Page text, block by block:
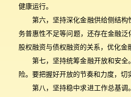
健康运行。
第六，坚持深化金融供给侧结
务普惠性不足等问题，还存在金融泛
股权融资与债权融资的关系，优化金
第七，坚持统筹金融开放和安
险。要把握好开放的节奏和力度，切
第八，坚持稳中求进工作总基调